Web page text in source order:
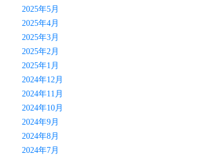
2025年5月
2025年4月
2025年3月
2025年2月
2025年1月
2024年12月
2024年11月
2024年10月
2024年9月
2024年8月
2024年7月